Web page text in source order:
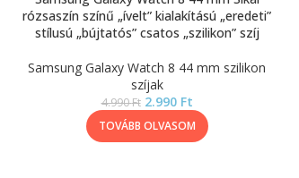
rózsaszín színű „ívelt” kialakítású „eredeti”
stílusú „bújtatós” csatos „szilikon” szíj
Samsung Galaxy Watch 8 44 mm szilikon
szíjak
4.990Ft 2.990 Ft
TOVÁBB OLVASOM